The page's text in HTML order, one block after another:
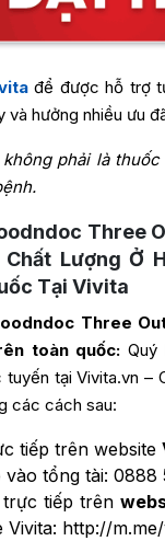
để được hỗ trợ
và hưởng nhiều ưu
phải là
Three
Chất Lượng Ở
Tại Vivita
Three
toàn quốc: Quý
tại Vivita.vn –
các cách sau:
tiếp trên website
tổng tài: 0888
tiếp trên
Vivita: http://